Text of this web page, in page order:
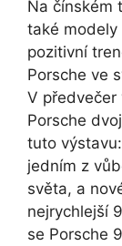
Na čínském
také modely
pozitivní
Porsche ve
V předvečer
Porsche
tuto
jedním z
světa, a
nejrychlejší
se Porsche